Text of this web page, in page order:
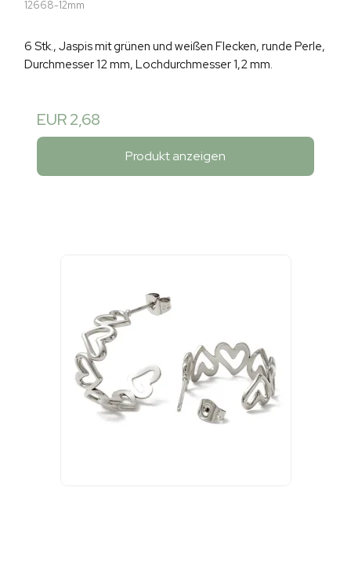
12668-12mm
6 Stk., Jaspis mit grünen und weißen Flecken, runde Perle,
Durchmesser 12 mm, Lochdurchmesser 1,2 mm.
EUR 2,68
Produkt anzeigen